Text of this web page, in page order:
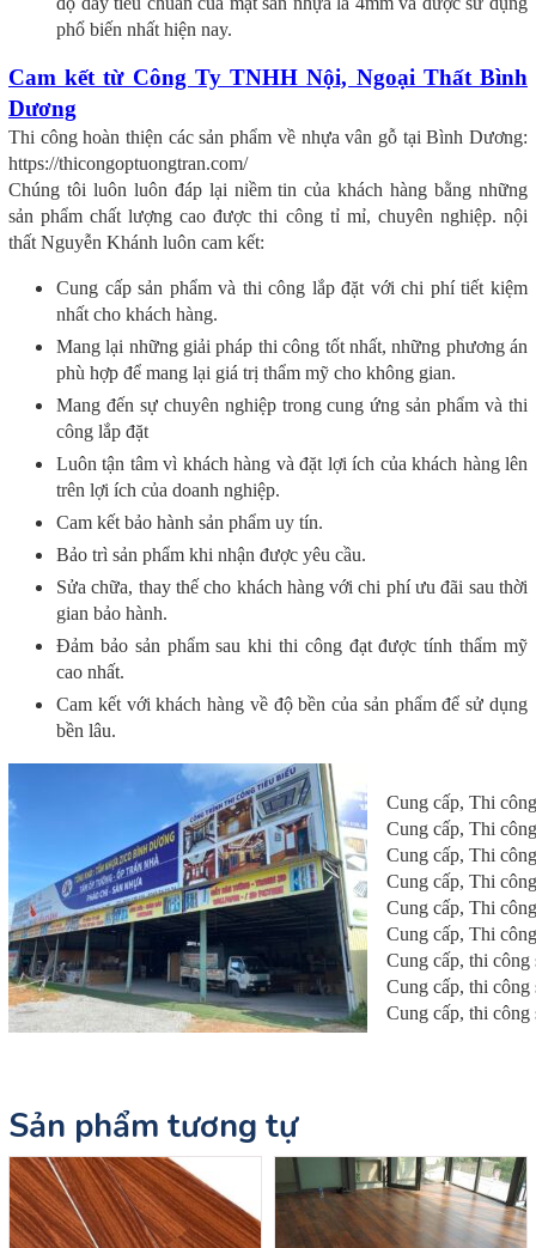
phổ biến nhất hiện nay.
Cam kết từ Công Ty TNHH Nội, Ngoại Thất Bình
Dương
Thi công hoàn thiện các sản phẩm về nhựa vân gỗ tại Bình Dương:
https://thicongoptuongtran.com/
Chúng tôi luôn luôn đáp lại niềm tin của khách hàng bằng những
sản phẩm chất lượng cao được thi công tỉ mỉ, chuyên nghiệp. nội
thất Nguyễn Khánh luôn cam kết:
Cung cấp sản phẩm và thi công lắp đặt với chi phí tiết kiệm
nhất cho khách hàng.
Mang lại những giải pháp thi công tốt nhất, những phương án
phù hợp để mang lại giá trị thẩm mỹ cho không gian.
Mang đến sự chuyên nghiệp trong cung ứng sản phẩm và thi
công lắp đặt
Luôn tận tâm vì khách hàng và đặt lợi ích của khách hàng lên
trên lợi ích của doanh nghiệp.
Cam kết bảo hành sản phẩm uy tín.
Bảo trì sản phẩm khi nhận được yêu cầu.
Sửa chữa, thay thế cho khách hàng với chi phí ưu đãi sau thời
gian bảo hành.
Đảm bảo sản phẩm sau khi thi công đạt được tính thẩm mỹ
cao nhất.
Cam kết với khách hàng về độ bền của sản phẩm để sử dụng
bền lâu.
Cung cấp, Thi
Cung cấp, Thi
Cung cấp, Thi
Cung cấp, Thi
Cung cấp, Thi
Cung cấp, Thi
Cung cấp, thi
Cung cấp, thi
Cung cấp, thi
Sản phẩm tương tự